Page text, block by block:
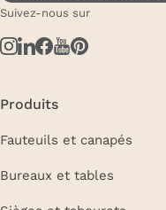
Magazine
Downloads
Contacts
Suivez-nous sur
Produits
Fauteuils et canapés
Bureaux et tables